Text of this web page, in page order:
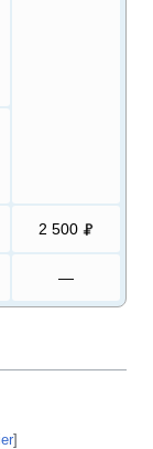
2 500
—
]